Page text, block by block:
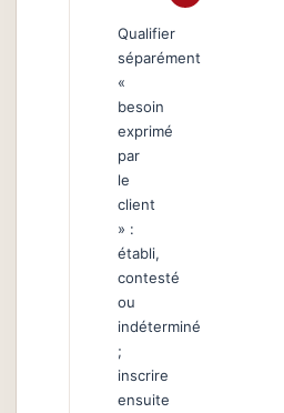
Qualifier
séparément
«
besoin
exprimé
par
le
client
» :
établi,
contesté
ou
indéterminé
;
inscrire
ensuite